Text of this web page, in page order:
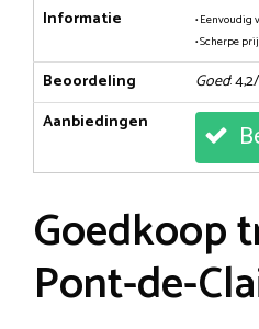
Informatie
•
• Scherpe
Beoordeling Goed:
Aanbiedingen
Goedkoop
Pont-de-